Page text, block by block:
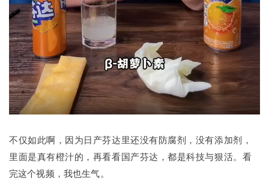
不仅如此啊，因为日产芬达里还没有防腐剂，没有添加剂，
里面是真有橙汁的，再看看国产芬达，都是科技与狠活。 看
完这个视频，我也生气。